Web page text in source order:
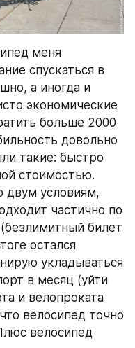
меня
спускаться в
а иногда и
экономические
больше 2000
довольно
такие: быстро
стоимостью.
двум условиям,
частично по
билет
остался
укладываться
в месяц (уйти
и велопроката
велосипед точно
велосипед